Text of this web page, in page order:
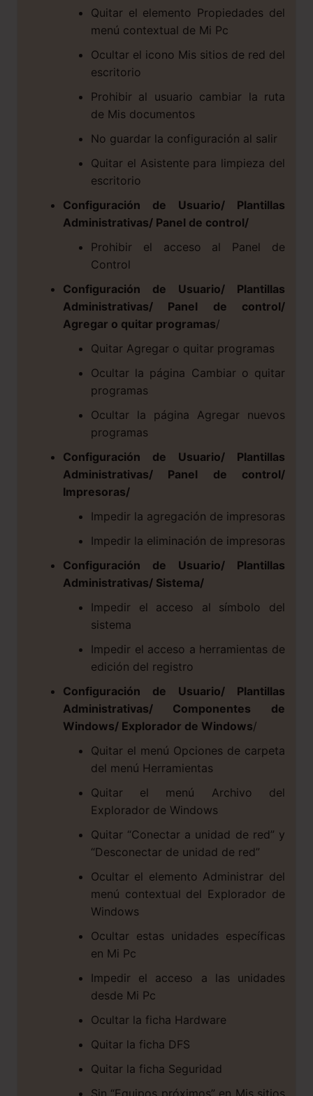
Quitar el elemento Propiedades del
menú contextual de Mi Pc
Ocultar el icono Mis sitios de red del
escritorio
Prohibir al usuario cambiar la ruta
de Mis documentos
No guardar la configuración al salir
Quitar el Asistente para limpieza del
escritorio
Configuración de Usuario/ Plantillas
Administrativas/ Panel de control/
Prohibir el acceso al Panel de
Control
Configuración de Usuario/ Plantillas
Administrativas/ Panel de control/
Agregar o quitar programas/
Quitar Agregar o quitar programas
Ocultar la página Cambiar o quitar
programas
Ocultar la página Agregar nuevos
programas
Configuración de Usuario/ Plantillas
Administrativas/ Panel de control/
Impresoras/
Impedir la agregación de impresoras
Impedir la eliminación de impresoras
Configuración de Usuario/ Plantillas
Administrativas/ Sistema/
Impedir el acceso al símbolo del
sistema
Impedir el acceso a herramientas de
edición del registro
Configuración de Usuario/ Plantillas
Administrativas/ Componentes de
Windows/ Explorador de Windows/
Quitar el menú Opciones de carpeta
del menú Herramientas
Quitar el menú Archivo del
Explorador de Windows
Quitar “Conectar a unidad de red” y
“Desconectar de unidad de red”
Ocultar el elemento Administrar del
menú contextual del Explorador de
Windows
Ocultar estas unidades específicas
en Mi Pc
Impedir el acceso a las unidades
desde Mi Pc
Ocultar la ficha Hardware
Quitar la ficha DFS
Quitar la ficha Seguridad